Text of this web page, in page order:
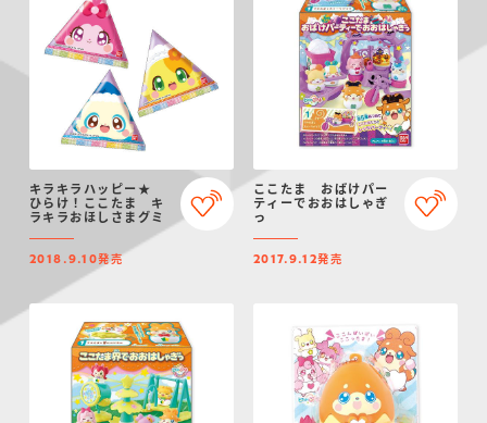
キラキラハッピー★
ひらけ！ここたま キ
ラキラおほしさまグミ
2018.9.10発売
ここたま おばけパー
ティーでおおはしゃぎ
っ
2017.9.12発売